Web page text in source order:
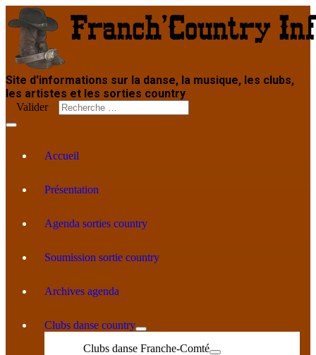
Site d'informations sur la danse, la musique, les clubs,
les artistes et les sorties country
Valider
Accueil
Présentation
Agenda sorties country
Soumission sortie country
Archives agenda
Clubs danse country
Clubs danse Franche-Comté